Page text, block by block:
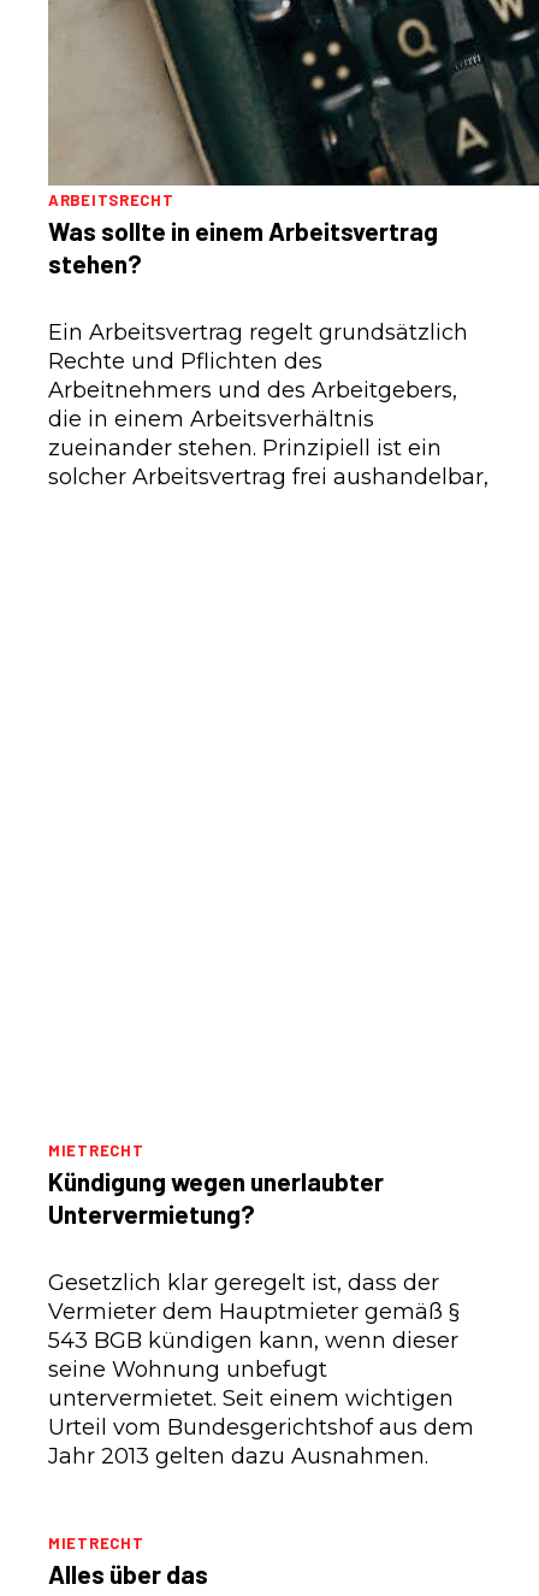
ARBEITSRECHT
Was sollte in einem Arbeitsvertrag
stehen?
Ein Arbeitsvertrag regelt grundsätzlich
Rechte und Pflichten des
Arbeitnehmers und des Arbeitgebers,
die in einem Arbeitsverhältnis
zueinander stehen. Prinzipiell ist ein
solcher Arbeitsvertrag frei aushandelbar,
MIETRECHT
Kündigung wegen unerlaubter
Untervermietung?
Gesetzlich klar geregelt ist, dass der
Vermieter dem Hauptmieter gemäß §
543 BGB kündigen kann, wenn dieser
seine Wohnung unbefugt
untervermietet. Seit einem wichtigen
Urteil vom Bundesgerichtshof aus dem
Jahr 2013 gelten dazu Ausnahmen.
MIETRECHT
Alles über das